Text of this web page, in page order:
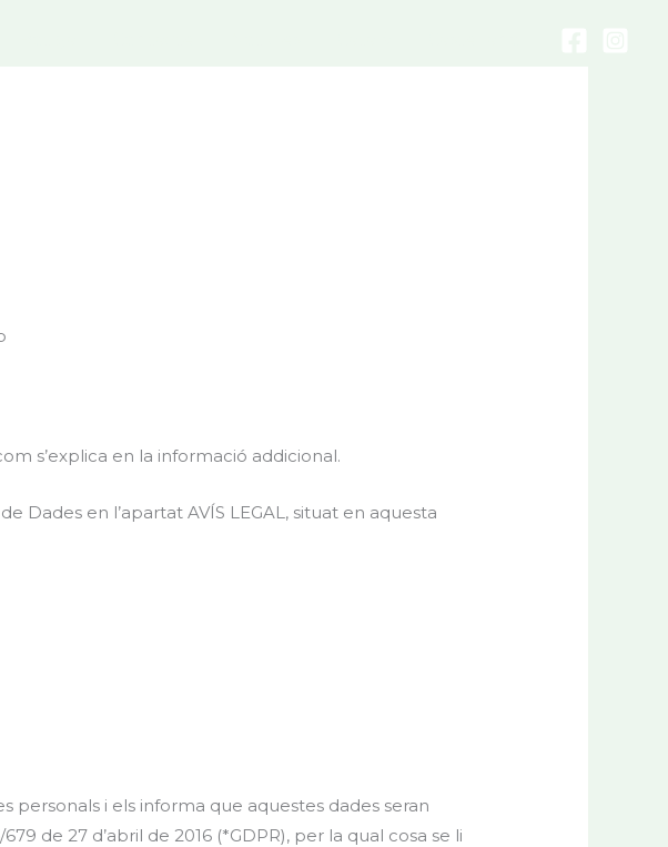
s’explica en la informació addicional.
Dades en l’apartat AVÍS LEGAL, situat en aquesta
personals i els informa que aquestes dades seran
de 27 d’abril de 2016 (*GDPR), per la qual cosa se li